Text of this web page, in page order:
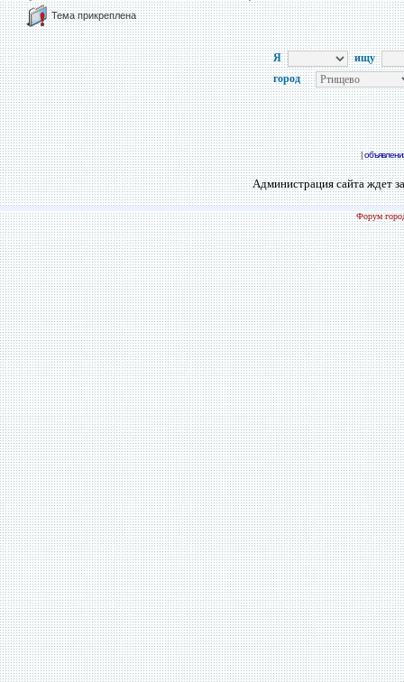
Тема прикреплена
Я
ищу
город
|
Администрация сайта ждет
Форум